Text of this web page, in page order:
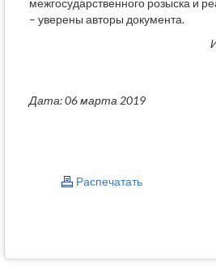
межгосударственного розыска и
– уверены авторы документа.
Дата: 06 марта 2019
Распечатать